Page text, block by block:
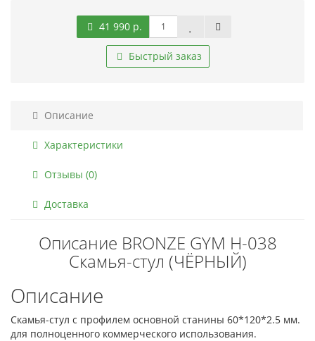
41 990 р.
Быстрый заказ
Описание
Характеристики
Отзывы (0)
Доставка
Описание BRONZE GYM H-038
Скамья-стул (ЧЁРНЫЙ)
Описание
Скамья-стул с профилем основной станины 60*120*2.5 мм.
для полноценного коммерческого использования.